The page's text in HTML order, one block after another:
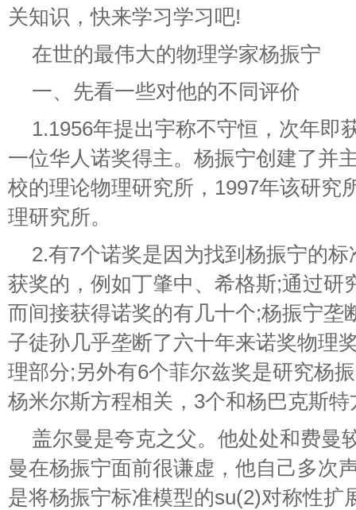
关知识，快来学习学习吧!
在世的最伟大的物理学家杨振宁
一、先看一些对他的不同评价
1.1956年提出宇称不守恒，次年即
一位华人诺奖得主。杨振宁创建了并
校的理论物理研究所，1997年该研究
理研究所。
2.有7个诺奖是因为找到杨振宁的
获奖的，例如丁肇中、希格斯;通过研
而间接获得诺奖的有几十个;杨振宁垄
子徒孙几乎垄断了六十年来诺奖物理
理部分;另外有6个菲尔兹奖是研究杨
杨米尔斯方程相关，3个和杨巴克斯
盖尔曼是夸克之父。他处处和费曼
曼在杨振宁面前很谦虚，他自己多次
是将杨振宁标准模型的su(2)对称性扩